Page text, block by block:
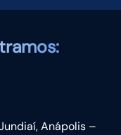
Anápolis –